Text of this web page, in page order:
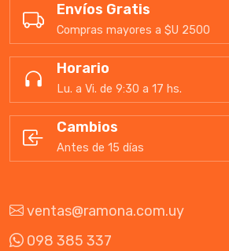
Envíos Gratis
Compras mayores a $U 2500
Horario
Lu. a Vi. de 9:30 a 17 hs.
Cambios
Antes de 15 días
ventas@ramona.com.uy
098 385 337